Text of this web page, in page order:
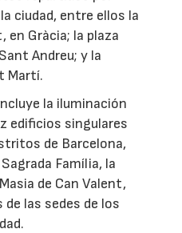
ciudad, entre ellos la
Gràcia; la plaza
Andreu; y la
Martí.
la iluminación
edificios singulares
de Barcelona,
Família, la
de Can Valent,
las sedes de los